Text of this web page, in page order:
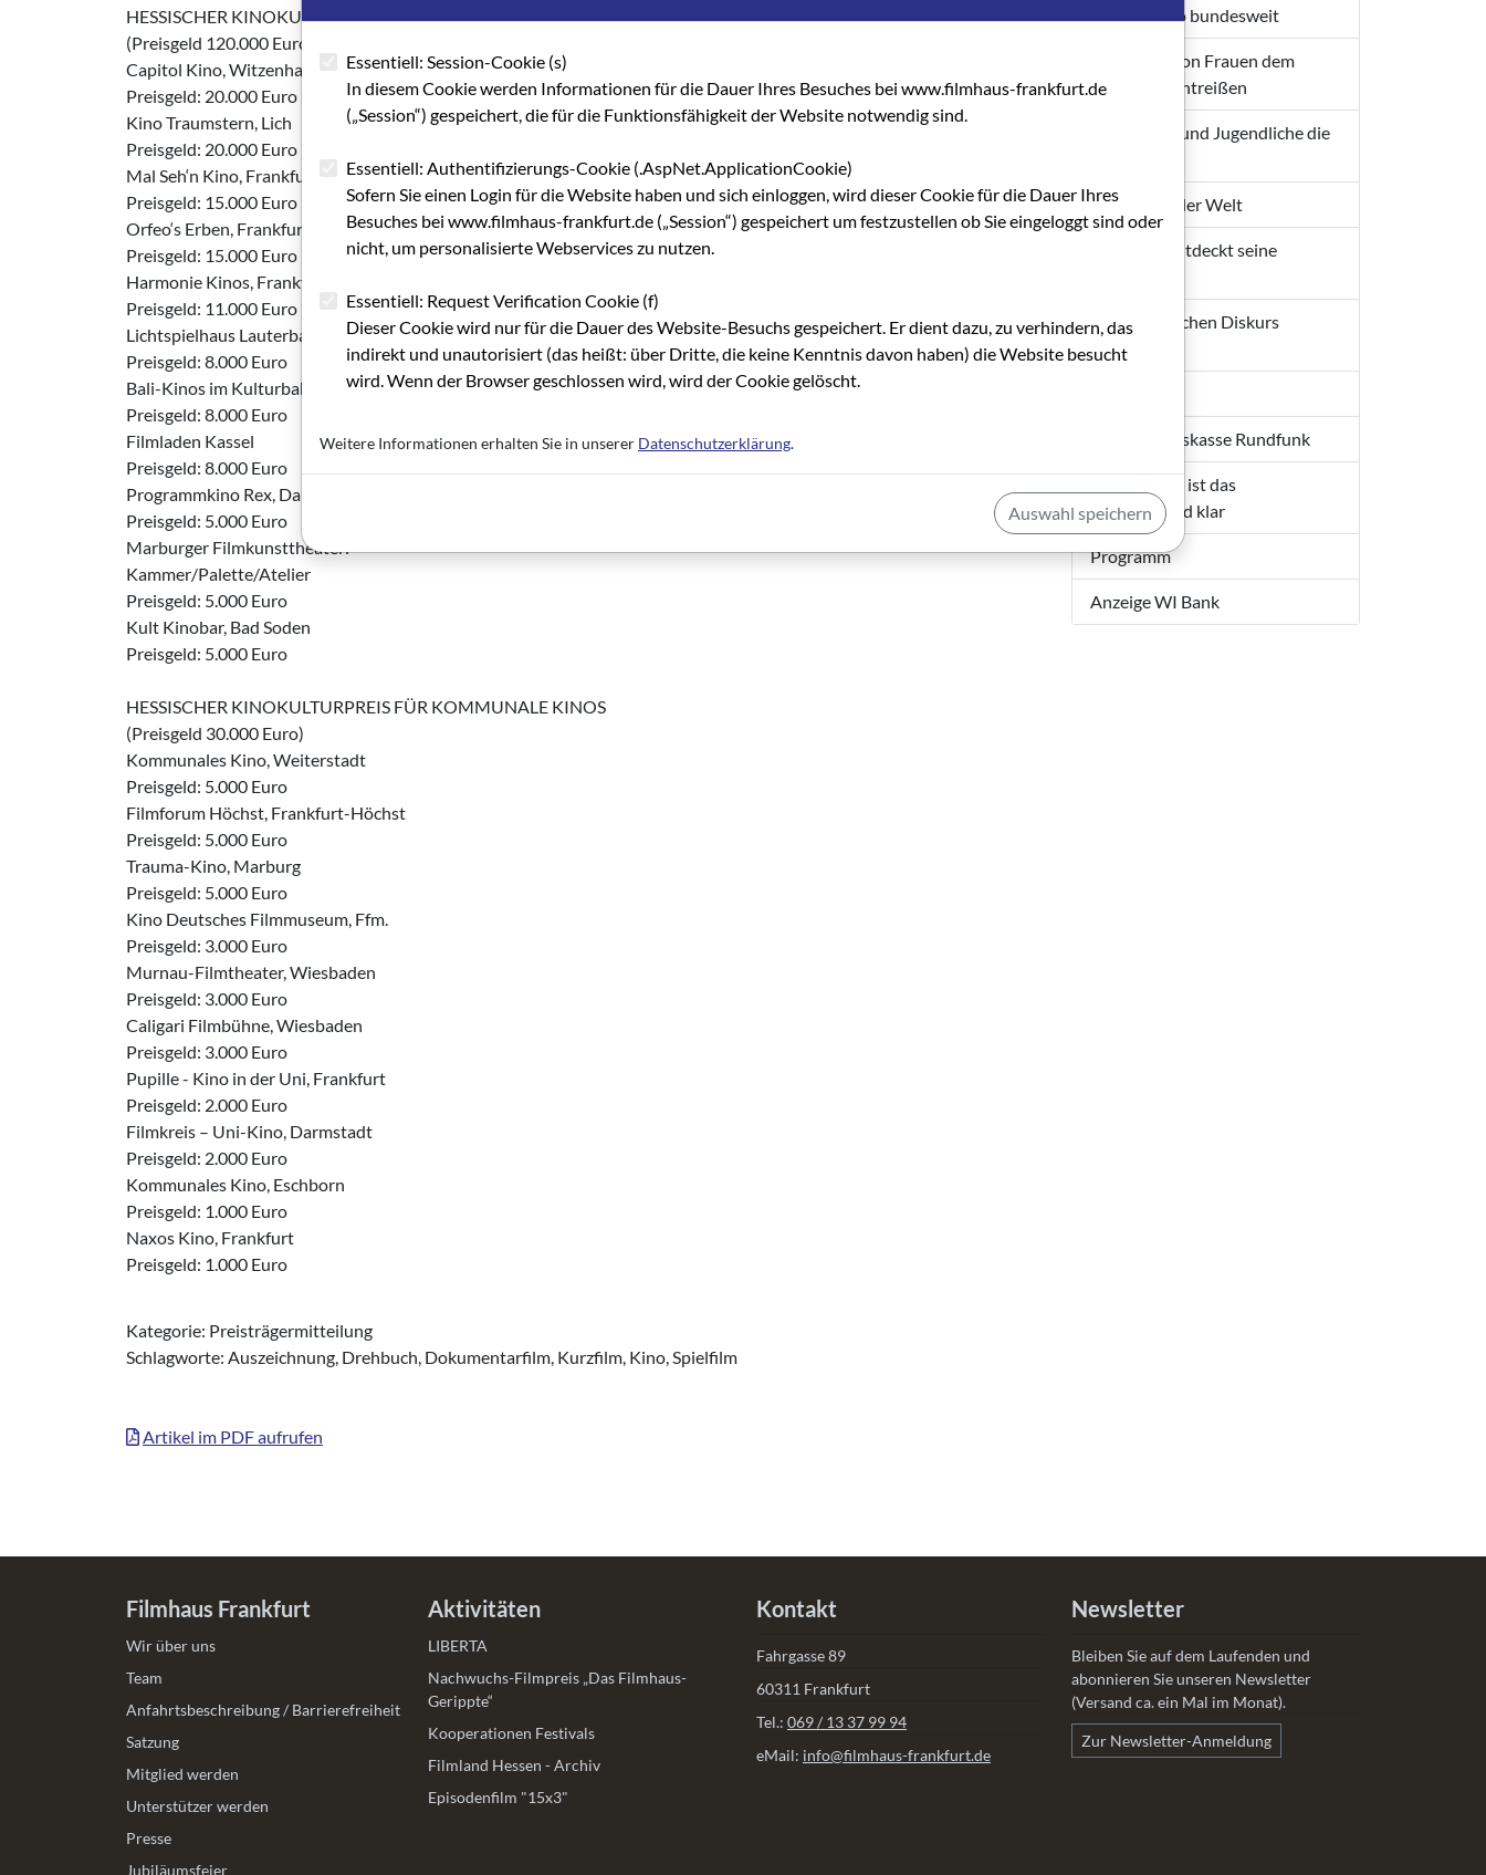
HESSISCHER KINOKULTURPREIS FÜR GEWERBLICHE KINOS
(Preisgeld 120.000 Euro)
Capitol Kino, Witzenhausen
Preisgeld: 20.000 Euro
Kino Traumstern, Lich
Preisgeld: 20.000 Euro
Mal Seh‘n Kino, Frankfurt
Preisgeld: 15.000 Euro
Orfeo‘s Erben, Frankfurt
Preisgeld: 15.000 Euro
Harmonie Kinos, Frankfurt
Preisgeld: 11.000 Euro
Lichtspielhaus Lauterbach
Preisgeld: 8.000 Euro
Bali-Kinos im Kulturbahnhof Kassel
Preisgeld: 8.000 Euro
Filmladen Kassel
Preisgeld: 8.000 Euro
Programmkino Rex, Darmstadt
Preisgeld: 5.000 Euro
Marburger Filmkunsttheater:
Kammer/Palette/Atelier
Preisgeld: 5.000 Euro
Kult Kinobar, Bad Soden
Preisgeld: 5.000 Euro
HESSISCHER KINOKULTURPREIS FÜR KOMMUNALE KINOS
(Preisgeld 30.000 Euro)
Kommunales Kino, Weiterstadt
Preisgeld: 5.000 Euro
Filmforum Höchst, Frankfurt-Höchst
Preisgeld: 5.000 Euro
Trauma-Kino, Marburg
Preisgeld: 5.000 Euro
Kino Deutsches Filmmuseum, Ffm.
Preisgeld: 3.000 Euro
Murnau-Filmtheater, Wiesbaden
Preisgeld: 3.000 Euro
Caligari Filmbühne, Wiesbaden
Preisgeld: 3.000 Euro
Pupille - Kino in der Uni, Frankfurt
Preisgeld: 2.000 Euro
Filmkreis – Uni-Kino, Darmstadt
Preisgeld: 2.000 Euro
Kommunales Kino, Eschborn
Preisgeld: 1.000 Euro
Naxos Kino, Frankfurt
Preisgeld: 1.000 Euro
Kategorie: Preisträgermitteilung
Schlagworte: Auszeichnung, Drehbuch, Dokumentarfilm, Kurzfilm, Kino, Spielfilm
Artikel im PDF aufrufen
Grünes Kino bundesweit
Filmarbeit von Frauen dem
Vergessen entreißen
Wie Kinder und Jugendliche die
Gäste aus aller Welt
Frankfurt entdeckt seine
Den öffentlichen Diskurs
anregen
Die Pensionskasse Rundfunk
Nicht immer ist das
Aufgabenfeld klar
Programm
Anzeige WI Bank
Filmhaus Frankfurt
Wir über uns
Team
Anfahrtsbeschreibung / Barrierefreiheit
Satzung
Mitglied werden
Unterstützer werden
Presse
Jubiläumsfeier
Aktivitäten
LIBERTA
Nachwuchs-Filmpreis „Das Filmhaus-
Gerippte“
Kooperationen Festivals
Filmland Hessen - Archiv
Episodenfilm "15x3"
Kontakt
Fahrgasse 89
60311 Frankfurt
Tel.: 069 / 13 37 99 94
eMail: info@filmhaus-frankfurt.de
Newsletter
Bleiben Sie auf dem Laufenden und
abonnieren Sie unseren Newsletter
(Versand ca. ein Mal im Monat).
Zur Newsletter-Anmeldung
Essentiell: Session-Cookie (s)
In diesem Cookie werden Informationen für die Dauer Ihres Besuches bei www.filmhaus-frankfurt.de
(„Session“) gespeichert, die für die Funktionsfähigkeit der Website notwendig sind.
Essentiell: Authentifizierungs-Cookie (.AspNet.ApplicationCookie)
Sofern Sie einen Login für die Website haben und sich einloggen, wird dieser Cookie für die Dauer Ihres
Besuches bei www.filmhaus-frankfurt.de („Session“) gespeichert um festzustellen ob Sie eingeloggt sind oder
nicht, um personalisierte Webservices zu nutzen.
Essentiell: Request Verification Cookie (f)
Dieser Cookie wird nur für die Dauer des Website-Besuchs gespeichert. Er dient dazu, zu verhindern, das
indirekt und unautorisiert (das heißt: über Dritte, die keine Kenntnis davon haben) die Website besucht
wird. Wenn der Browser geschlossen wird, wird der Cookie gelöscht.
Weitere Informationen erhalten Sie in unserer Datenschutzerklärung.
Auswahl speichern